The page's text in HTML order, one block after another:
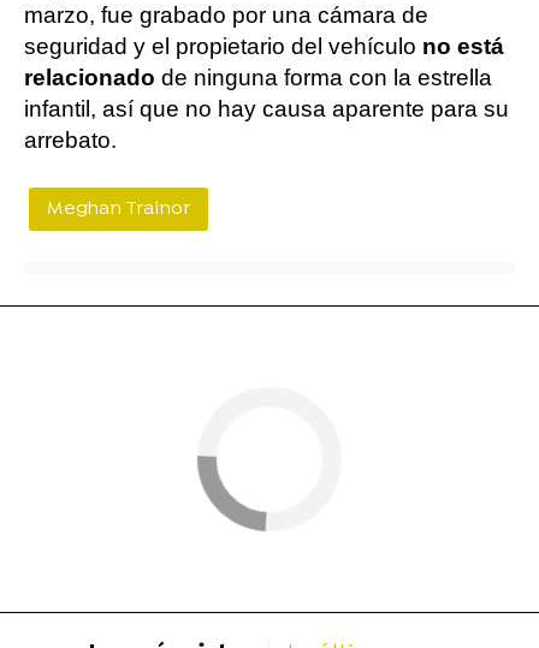
marzo, fue grabado por una cámara de
seguridad y el propietario del vehículo no está
relacionado de ninguna forma con la estrella
infantil, así que no hay causa aparente para su
arrebato.
Meghan Trainor